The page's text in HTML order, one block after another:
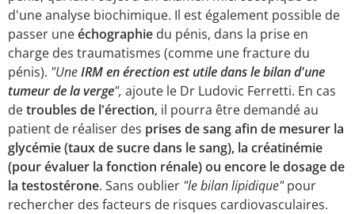
d'une analyse biochimique. Il est également possible de
passer uneéchographie du pénis, dans la prise en
charge des traumatismes (comme une fracture du
pénis). "UneIRM en érection est utile dans le bilan d'une
tumeur de la verge", ajoute le Dr Ludovic Ferretti. En cas
detroubles de l'érection, il pourra être demandé au
patient de réaliser des prises de sang afin de mesurer la
glycémie (taux de sucre dans le sang), la créatinémie
(pour évaluer la fonction rénale) ou encore le dosage de
la testostérone. Sans oublier "le bilan lipidique"pour
rechercher des facteurs de risques cardiovasculaires.